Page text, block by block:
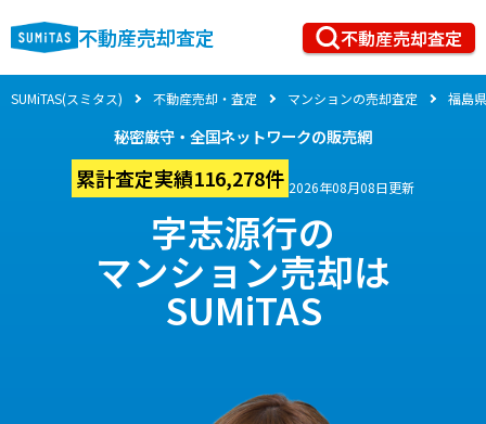
不動産売却査定 不動産売却査定
SUMiTAS(スミタス) 不動産売却・査定 マンションの売却査定 福島県
秘密厳守・全国ネットワークの販売網
累計査定実績116,278件 2026年08月08日更新
字志源行の
マンション売却は
SUMiTAS